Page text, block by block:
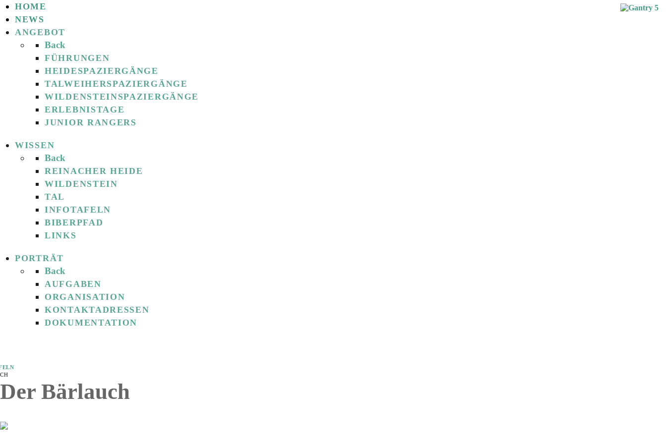
HOME
NEWS
ANGEBOT
Back
FÜHRUNGEN
HEIDESPAZIERGÄNGE
TALWEIHERSPAZIERGÄNGE
WILDENSTEINSPAZIERGÄNGE
ERLEBNISTAGE
JUNIOR RANGERS
WISSEN
Back
REINACHER HEIDE
WILDENSTEIN
TAL
INFOTAFELN
BIBERPFAD
LINKS
PORTRÄT
Back
AUFGABEN
ORGANISATION
KONTAKTADRESSEN
DOKUMENTATION
Der Bärlauch